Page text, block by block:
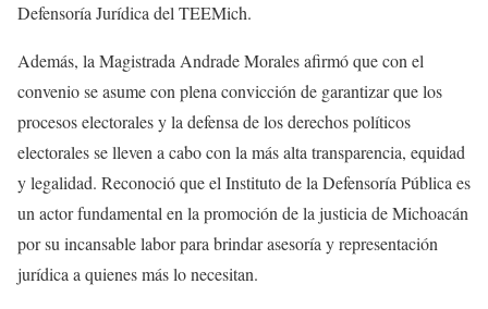
Defensoría Jurídica del TEEMich.
Además, la Magistrada Andrade Morales afirmó que con el
convenio se asume con plena convicción de garantizar que los
procesos electorales y la defensa de los derechos políticos
electorales se lleven a cabo con la más alta transparencia, equidad
y legalidad. Reconoció que el Instituto de la Defensoría Pública es
un actor fundamental en la promoción de la justicia de Michoacán
por su incansable labor para brindar asesoría y representación
jurídica a quienes más lo necesitan.